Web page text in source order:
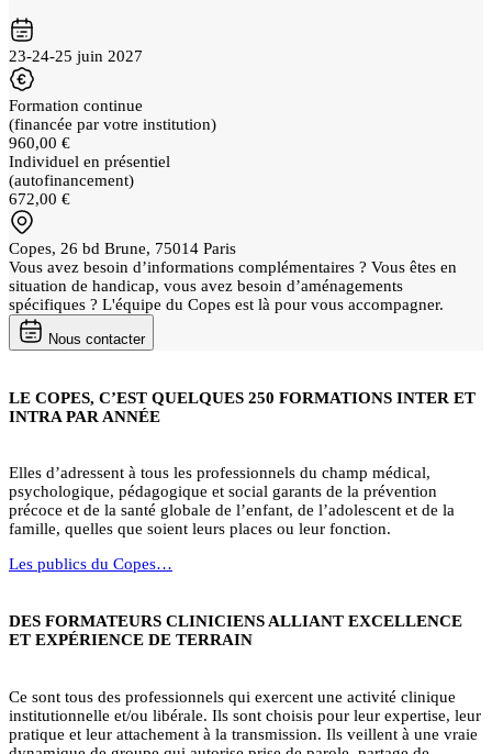
23-24-25 juin 2027
Formation continue
(financée par votre institution)
960,00 €
Individuel en présentiel
(autofinancement)
672,00 €
Copes, 26 bd Brune, 75014 Paris
Vous avez besoin d’informations complémentaires ? Vous êtes en
situation de handicap, vous avez besoin d’aménagements
spécifiques ? L'équipe du Copes est là pour vous accompagner.
Nous contacter
LE COPES, C’EST QUELQUES 250 FORMATIONS INTER ET
INTRA PAR ANNÉE
Elles d’adressent à tous les professionnels du champ médical,
psychologique, pédagogique et social garants de la prévention
précoce et de la santé globale de l’enfant, de l’adolescent et de la
famille, quelles que soient leurs places ou leur fonction.
Les publics du Copes…
DES FORMATEURS CLINICIENS ALLIANT EXCELLENCE
ET EXPÉRIENCE DE TERRAIN
Ce sont tous des professionnels qui exercent une activité clinique
institutionnelle et/ou libérale. Ils sont choisis pour leur expertise, leur
pratique et leur attachement à la transmission. Ils veillent à une vraie